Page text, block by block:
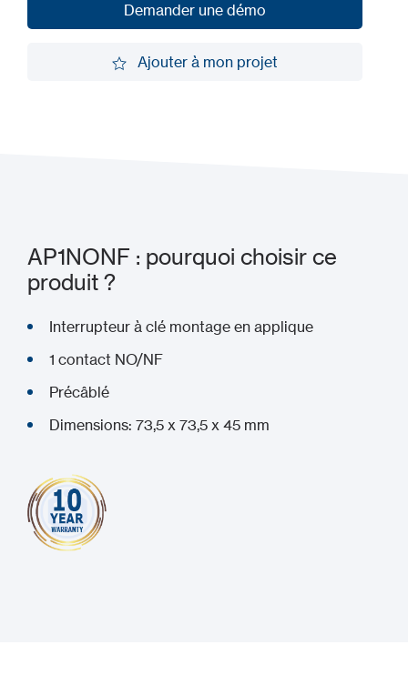
Demander une démo
Ajouter à mon projet
AP1NONF : pourquoi choisir ce
produit ?
Interrupteur à clé montage en applique
1 contact NO/NF
Précâblé
Dimensions: 73,5 x 73,5 x 45 mm